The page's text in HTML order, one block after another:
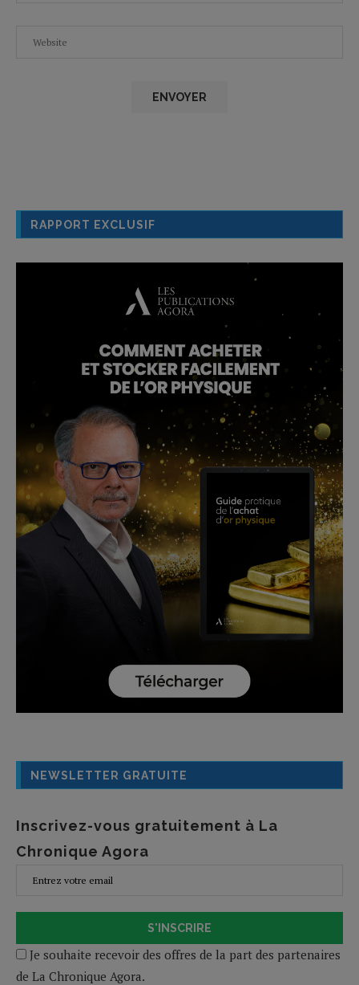
RAPPORT EXCLUSIF
NEWSLETTER GRATUITE
Inscrivez-vous gratuitement à La
Chronique Agora
S'INSCRIRE
Je souhaite recevoir des offres de la part des partenaires
de La Chronique Agora.